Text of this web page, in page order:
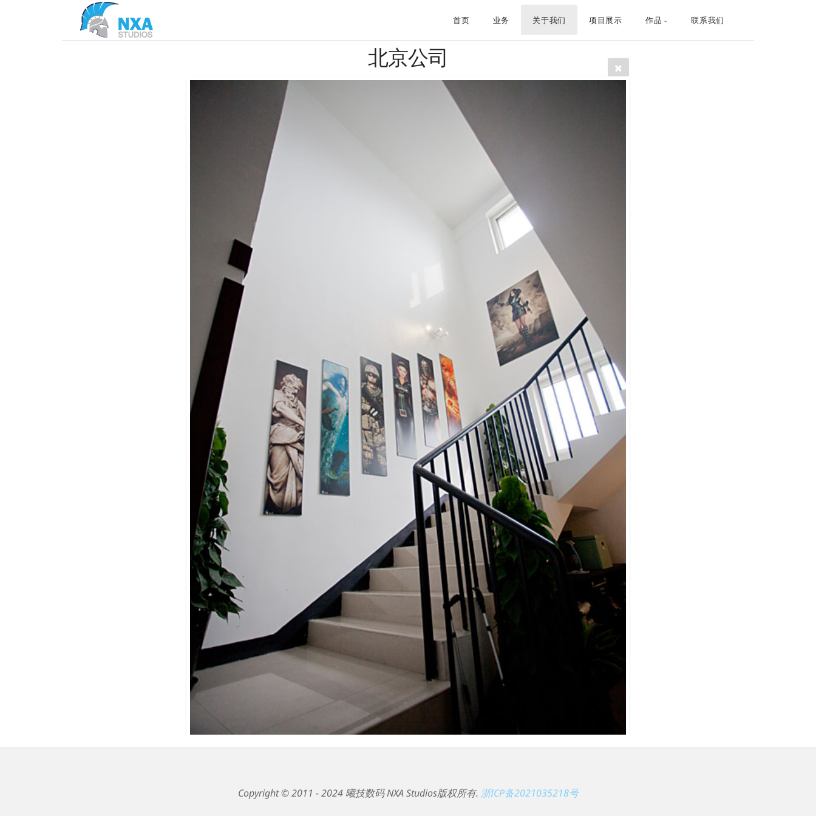
首页 业务 关于我们 项目展示 作品 联系我们
北京公司
Copyright © 2011 - 2024 曦技数码 NXA Studios版权所有. 浙ICP备2021035218号